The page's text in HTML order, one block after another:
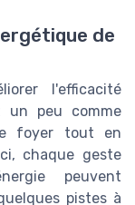
de
l'efficacité
un peu comme
foyer tout en
chaque geste
peuvent
pistes à